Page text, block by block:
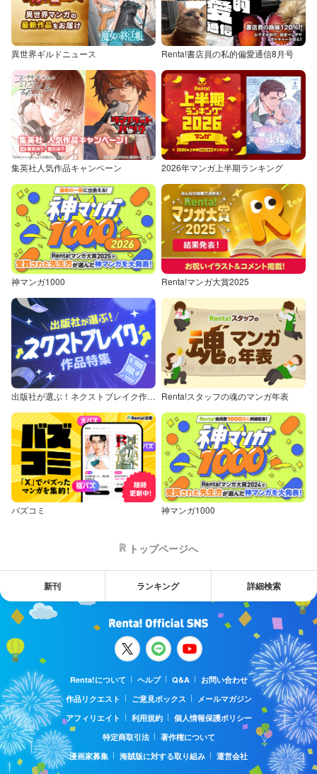
異世界ギルドニュース Renta!書店員の私的偏愛通信8月号
集英社人気作品キャンペーン 2026年マンガ上半期ランキング
神マンガ1000 Renta!マンガ大賞2025
出版社が選ぶ！ネクストブレイク作品特集 Renta!スタッフの魂のマンガ年表
バズコミ 神マンガ1000
トップページへ
新刊 ランキング 詳細検索
Renta!について ヘルプ Q&A
お問い合わせ
作品リクエスト
ご意見ボックス
メールマガジン
アフィリエイト
利用規約
個人情報保護ポリシー
特定商取引法
著作権について
漫画家募集
海賊版に対する取り組み 運営会社